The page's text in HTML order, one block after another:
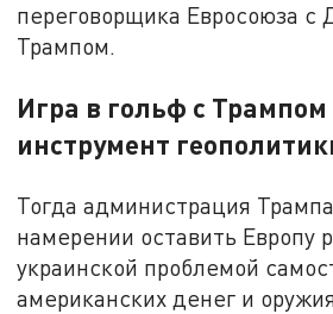
переговорщика Евросоюза с
Трампом.
Игра в гольф с Трампом
инструмент
Тогда администрация
намерении оставить Европу
украинской проблемой
американских денег и